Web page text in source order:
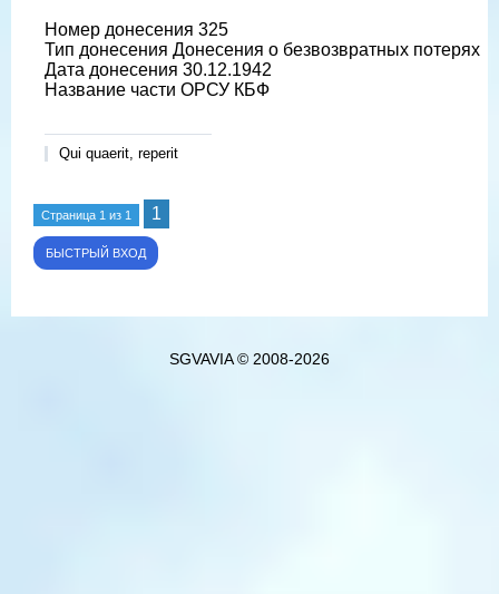
Номер донесения 325
Тип донесения Донесения о безвозвратных потерях
Дата донесения 30.12.1942
Название части ОРСУ КБФ
Qui quaerit, reperit
Страница 1 из 1 1
SGVAVIA © 2008-2026